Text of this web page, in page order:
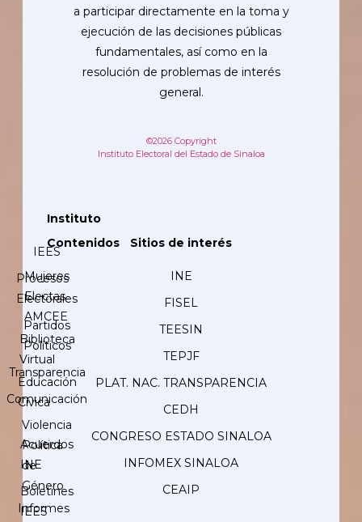
a participar directamente en la toma y
ejecución de las decisiones públicas
fundamentales, así como en la
resolución de problemas de interés
general.
©2026 Copyright
Instituto Electoral del Estado de Sinaloa
Instituto
IEES
Procesos
Electorales
Partidos
Políticos
Transparencia
Comunicación
Acuerdos
INE
Boletines
IEES
Contenidos
Mujeres
Electas
AMCEE
Biblioteca
Virtual
Educación
Cívica
Violencia
Política
de
Género
Informes
Sitios de interés
INE
FISEL
TEESIN
TEPJF
PLAT. NAC. TRANSPARENCIA
CEDH
CONGRESO ESTADO SINALOA
INFOMEX SINALOA
CEAIP